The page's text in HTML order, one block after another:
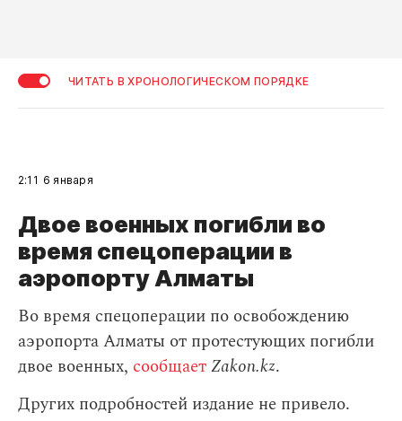
ЧИТАТЬ В ХРОНОЛОГИЧЕСКОМ ПОРЯДКЕ
2:11 6 января
Двое военных погибли во
время спецоперации в
аэропорту Алматы
Во время спецоперации по освобождению
аэропорта Алматы от протестующих погибли
двое военных, сообщаетZakon.kz.
Других подробностей издание не привело.